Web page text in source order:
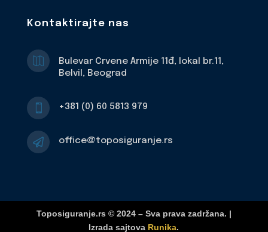
Kontaktirajte nas
Bulevar Crvene Armije 11đ, lokal br.11,
Belvil, Beograd
+381 (0) 60 5813 979
 office@toposiguranje.rs
Toposiguranje.rs © 2024 – Sva prava zadržana. |
Izrada sajtova Runika.